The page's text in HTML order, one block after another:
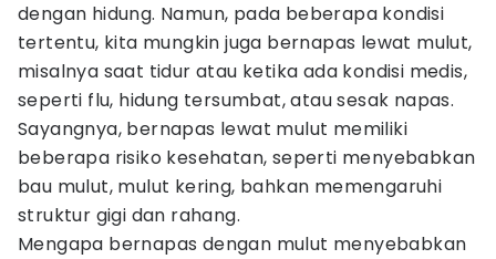
dengan hidung. Namun, pada beberapa kondisi
tertentu, kita mungkin juga bernapas lewat mulut,
misalnya saat tidur atau ketika ada kondisi medis,
seperti flu, hidung tersumbat, atau sesak napas.
Sayangnya, bernapas lewat mulut memiliki
beberapa risiko kesehatan, seperti menyebabkan
bau mulut, mulut kering, bahkan memengaruhi
struktur gigi dan rahang.
Mengapa bernapas dengan mulut menyebabkan